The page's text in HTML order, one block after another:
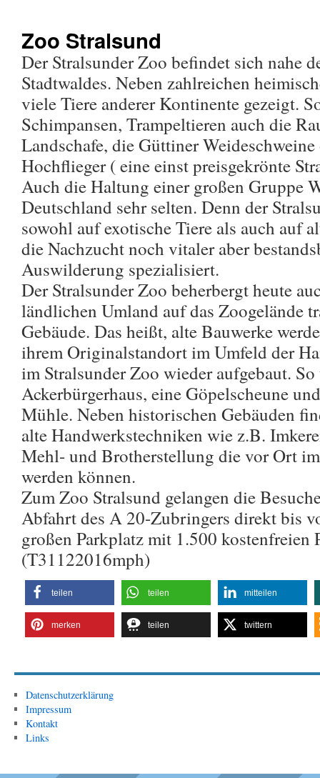
Zoo Stralsund
Der Stralsunder Zoo befindet sich nahe
Stadtwaldes. Neben zahlreichen
viele Tiere anderer Kontinente gezeigt.
Schimpansen, Trampeltieren auch die
Landschafe, die Güttiner
Hochflieger ( eine einst preisgekrönte
Auch die Haltung einer großen Gruppe
Deutschland sehr selten. Denn der
sowohl auf exotische Tiere als auch auf
die Nachzucht noch vitaler aber
Auswilderung spezialisiert.
Der Stralsunder Zoo beherbergt heute
ländlichen Umland auf das Zoogelände
Gebäude. Das heißt, alte Bauwerke
ihrem Originalstandort im Umfeld der
im Stralsunder Zoo wieder aufgebaut.
Ackerbürgerhaus, eine Göpelscheune
Mühle. Neben historischen Gebäuden
alte Handwerkstechniken wie z.B.
Mehl- und Brotherstellung die vor Ort
werden können.
Zum Zoo Stralsund gelangen die
Abfahrt des A 20-Zubringers direkt bis
großen Parkplatz mit 1.500 kostenfreien
(T31122016mph)
teilen teilen mitteilen
merken teilen twittern
Datenschutzerklärung
Impressum
Kontakt
Links